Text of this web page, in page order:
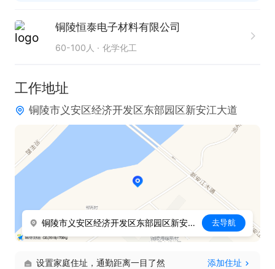
铜陵恒泰电子材料有限公司
60-100人 化学化工
工作地址
铜陵市义安区经济开发区东部园区新安江大道
铜陵市义安区经济开发区东部园区新安江大道 去导航
设置家庭住址，通勤距离一目了然 添加住址